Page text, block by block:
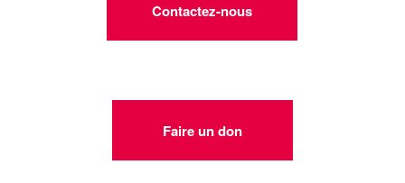
Contactez-nous
Faire un don